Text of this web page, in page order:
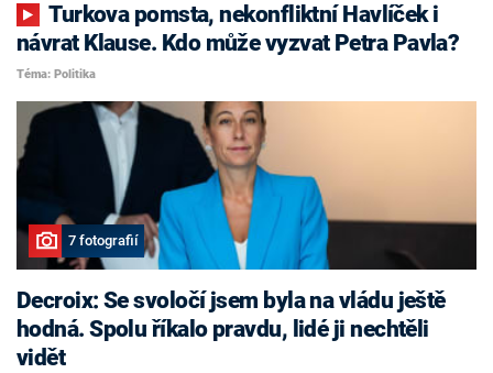
Turkova pomsta, nekonfliktní Havlíček i
návrat Klause. Kdo může vyzvat Petra Pavla?
Téma: Politika
7 fotografií
Decroix: Se svoločí jsem byla na vládu ještě
hodná. Spolu říkalo pravdu, lidé ji nechtěli
vidět